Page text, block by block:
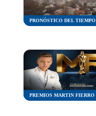
PRONÓSTICO DEL TIEMPO
PREMIOS MARTIN FIERRO